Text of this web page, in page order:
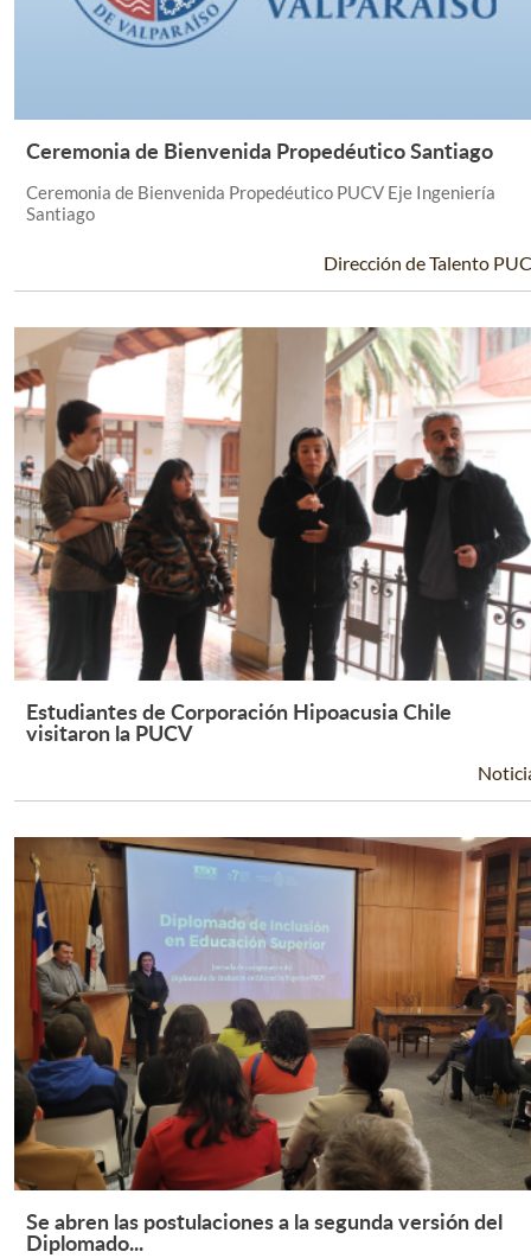
Leer Más +
Ceremonia de Bienvenida Propedéutico Santiago
Ceremonia de Bienvenida Propedéutico PUCV Eje Ingeniería
Santiago
Dirección de Talento
Leer Más +
Estudiantes de Corporación Hipoacusia Chile
visitaron la PUCV
Leer Más +
Se abren las postulaciones a la segunda versión del
Diplomado...